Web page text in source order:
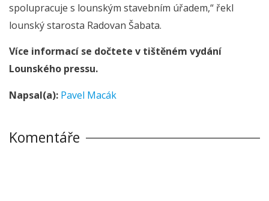
spolupracuje s lounským stavebním úřadem,“ řekl
lounský starosta Radovan Šabata.
Více informací se dočtete v tištěném vydání
Lounského pressu.
Napsal(a): Pavel Macák
Komentáře